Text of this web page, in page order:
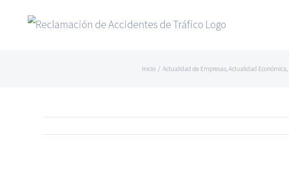
Inicio / Actualidad de Empresas,Actualidad Económica,